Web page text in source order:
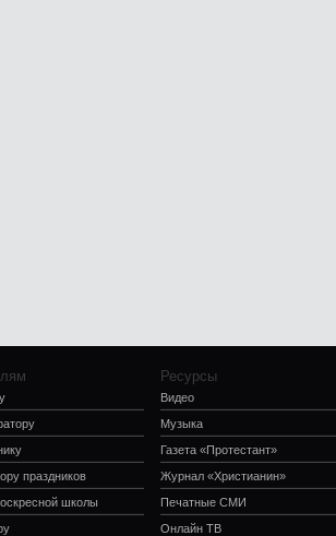
праздников
школы
Ресурсы
Видео
Музыка
Газета «Протестант»
Журнал «Христианин»
Печатные СМИ
Онлайн ТВ